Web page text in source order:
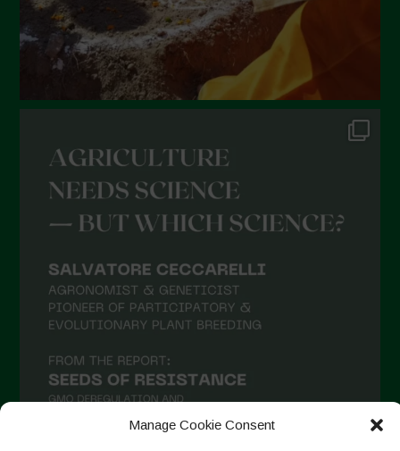
Manage Cookie Consent
Gennaio 2022
Dicembre 2021
Novembre 2021
Settembre 2021
Agosto 2021
Luglio 2021
Aprile 2021
Febbraio 2021